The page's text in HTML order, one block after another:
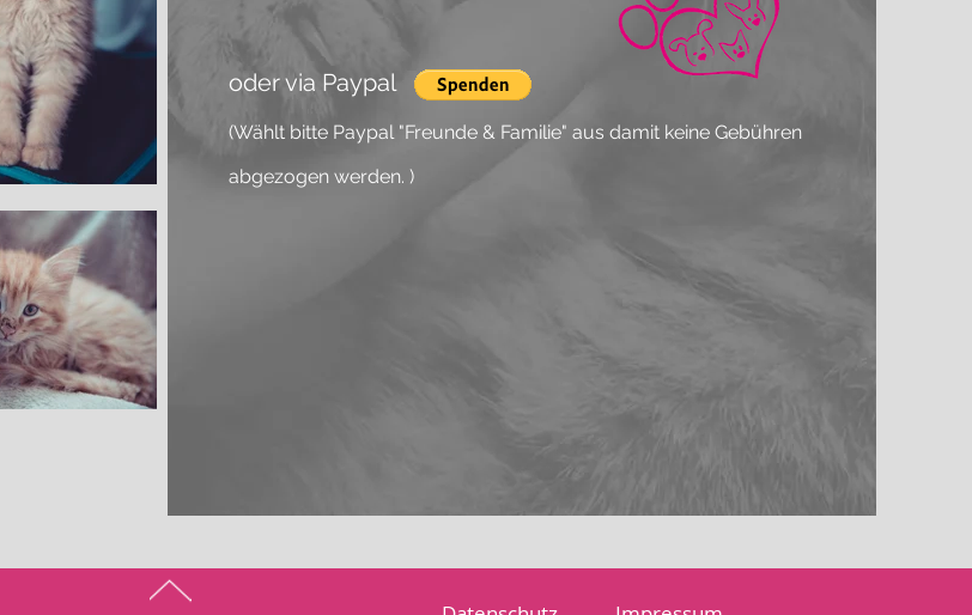
oder via Paypal
(Wählt bitte Paypal "Freunde & Familie" aus damit keine Gebühren
abgezogen werden. )